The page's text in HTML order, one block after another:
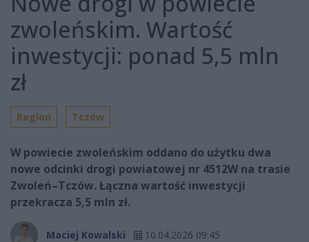
zwoleńskim. Wartość
inwestycji: ponad 5,5 mln
zł
Region Tczów
W powiecie zwoleńskim oddano do użytku dwa
nowe odcinki drogi powiatowej nr 4512W na trasie
Zwoleń–Tczów. Łączna wartość inwestycji
przekracza 5,5 mln zł.
Maciej Kowalski 10.04.2026 09:45